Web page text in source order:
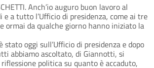
Anch’io auguro buon lavoro al
e a tutto l’Ufficio di presidenza, come ai tre
ormai da qualche giorno hanno iniziato la
stato oggi sull’Ufficio di presidenza e dopo
abbiamo ascoltato, di Giannotti, si
politica su quanto è accaduto,